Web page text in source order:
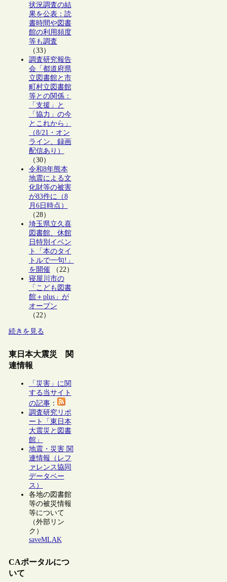
状況調査の結
果を公表：読
書時間や図書
館の利用頻度
等も調査
（33）
調査研究報告
会「都道府県
立図書館と市
町村立図書館
等との関係：
「支援」と
「協力」の今
とこれから」
（8/21・オン
ライン、録画
配信あり）
（30）
令和8年熊本
地震による文
化財等の被害
が83件に（8
月6日時点）
（28）
埼玉県立久喜
図書館、休館
日特別イベン
ト「本のタイ
トルで一句!」
を開催（22）
寝屋川市の
「こども図書
館＋plus」が
オープン
（22）
続きを見る
東日本大震災 関
連情報
「災害」に関
する当サイト
の記事：
調査研究リポ
ート「東日本
大震災と図書
館」
地震・災害 関
連情報（レフ
ァレンス協同
データベー
ス）
各地の図書館
等の被災情報
等について
（外部リン
ク）
saveMLAK
CAポータルにつ
いて